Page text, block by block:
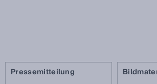
Pressemitteilung